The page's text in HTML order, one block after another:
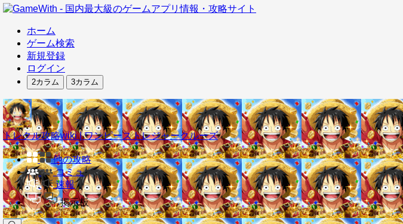
ホーム
ゲーム検索
新規登録
ログイン
2カラム 3カラム
トレクル攻略wiki | ワンピーストレジャークルーズ
他の攻略
コミュ
速報
掲示板